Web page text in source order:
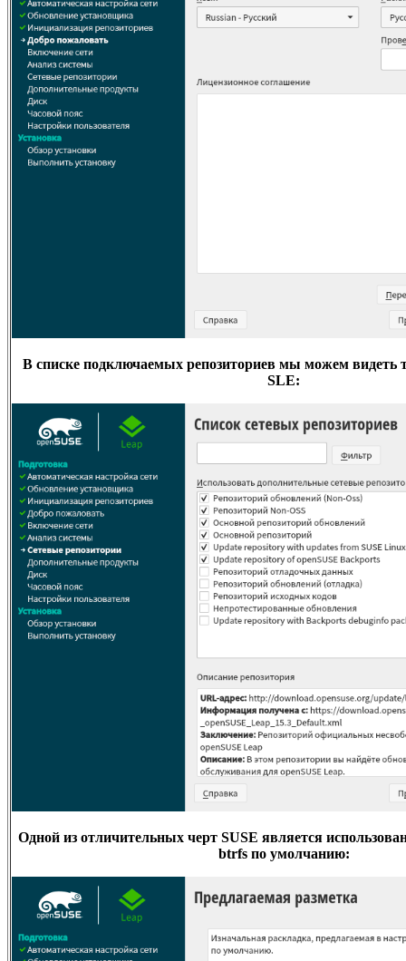
В списке подключаемых репозиториев мы можем видеть
SLE:
Одной из отличительных черт SUSE является
btrfsпо умолчанию: